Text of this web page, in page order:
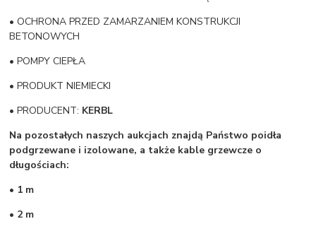
• OCHRONA PRZED ZAMARZANIEM KONSTRUKCJI
BETONOWYCH
• POMPY CIEPŁA
• PRODUKT NIEMIECKI
• PRODUCENT: KERBL
Na pozostałych naszych aukcjach znajdą Państwo poidła
podgrzewane i izolowane, a także kable grzewcze o
długościach:
• 1 m
• 2 m